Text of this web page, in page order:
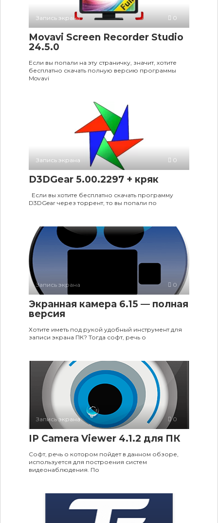
Запись экрана 0
Movavi Screen Recorder Studio
24.5.0
Если вы попали на эту страничку, значит, хотите
бесплатно скачать полную версию программы
Movavi
Запись экрана 0
D3DGear 5.00.2297 + кряк
Если вы хотите бесплатно скачать программу
D3DGear через торрент, то вы попали по
Запись экрана 0
Экранная камера 6.15 — полная
версия
Хотите иметь под рукой удобный инструмент для
записи экрана ПК? Тогда софт, речь о
Запись экрана 0
IP Camera Viewer 4.1.2 для ПК
Софт, речь о котором пойдет в данном обзоре,
используется для построения систем
видеонаблюдения. По